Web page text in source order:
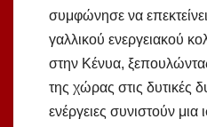
συμφώνησε να
γαλλικού ενεργειακού
στην Κένυα,
της χώρας στις δυτικές
ενέργειες συνιστούν